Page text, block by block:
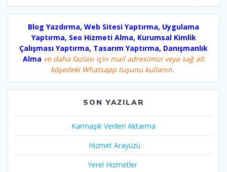
Blog Yazdırma, Web Sitesi Yaptırma, Uygulama
Yaptırma, Seo Hizmeti Alma, Kurumsal Kimlik
Çalışması Yaptırma, Tasarım Yaptırma, Danışmanlık
Alma ve daha fazlası için mail adresimizi veya sağ alt
köşedeki Whatsapp tuşunu kullanın.
SON YAZILAR
Karmaşık Verileri Aktarma
Hizmet Arayüzü
Yerel Hizmetler